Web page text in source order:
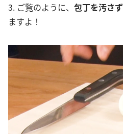
3. ご覧のように、 包丁を汚さず
ますよ！